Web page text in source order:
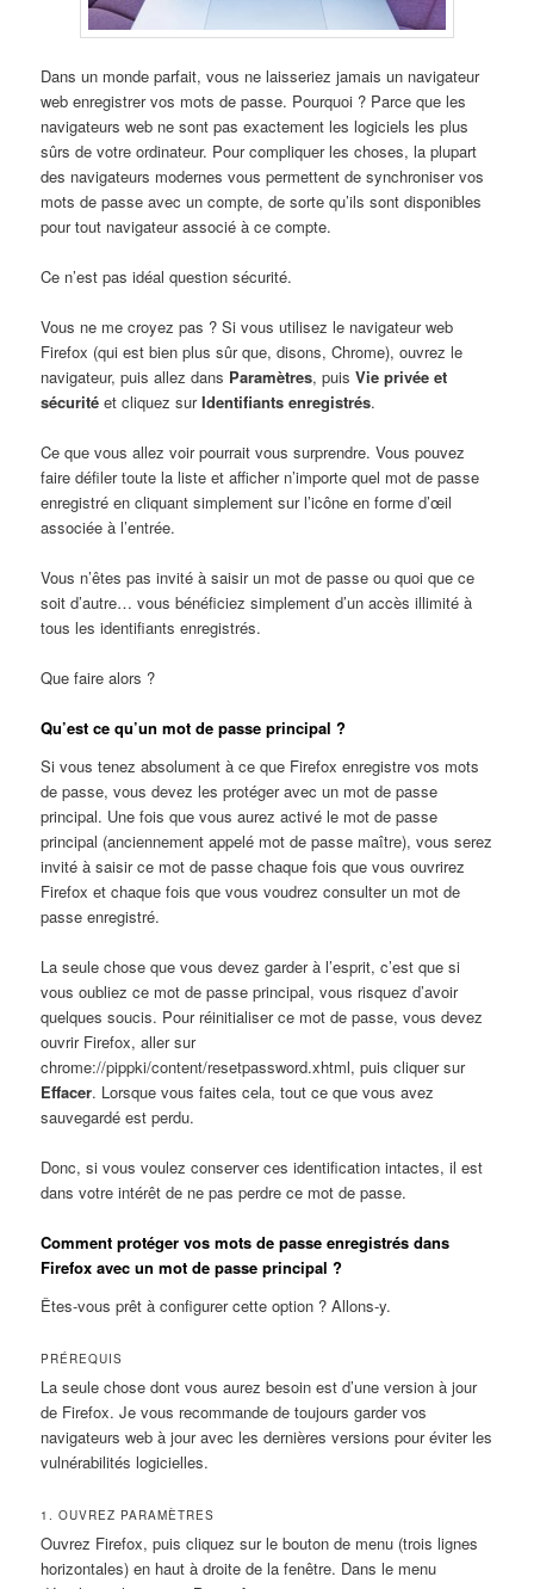
Dans un monde parfait, vous ne laisseriez jamais un navigateur
web enregistrer vos mots de passe. Pourquoi ? Parce que les
navigateurs web ne sont pas exactement les logiciels les plus
sûrs de votre ordinateur. Pour compliquer les choses, la plupart
des navigateurs modernes vous permettent de synchroniser vos
mots de passe avec un compte, de sorte qu’ils sont disponibles
pour tout navigateur associé à ce compte.
Ce n’est pas idéal question sécurité.
Vous ne me croyez pas ? Si vous utilisez le navigateur web
Firefox (qui est bien plus sûr que, disons, Chrome), ouvrez le
navigateur, puis allez dans Paramètres, puisVie privée et
sécurité et cliquez surIdentifiants enregistrés.
Ce que vous allez voir pourrait vous surprendre. Vous pouvez
faire défiler toute la liste et afficher n’importe quel mot de passe
enregistré en cliquant simplement sur l’icône en forme d’œil
associée à l’entrée.
Vous n’êtes pas invité à saisir un mot de passe ou quoi que ce
soit d’autre… vous bénéficiez simplement d’un accès illimité à
tous les identifiants enregistrés.
Que faire alors ?
Qu’est ce qu’un mot de passe principal ?
Si vous tenez absolument à ce que Firefox enregistre vos mots
de passe, vous devez les protéger avec un mot de passe
principal. Une fois que vous aurez activé le mot de passe
principal (anciennement appelé mot de passe maître), vous serez
invité à saisir ce mot de passe chaque fois que vous ouvrirez
Firefox et chaque fois que vous voudrez consulter un mot de
passe enregistré.
La seule chose que vous devez garder à l’esprit, c’est que si
vous oubliez ce mot de passe principal, vous risquez d’avoir
quelques soucis. Pour réinitialiser ce mot de passe, vous devez
ouvrir Firefox, aller sur
chrome://pippki/content/resetpassword.xhtml, puis cliquer sur
Effacer. Lorsque vous faites cela, tout ce que vous avez
sauvegardé est perdu.
Donc, si vous voulez conserver ces identification intactes, il est
dans votre intérêt de ne pas perdre ce mot de passe.
Comment protéger vos mots de passe enregistrés dans
Firefox avec un mot de passe principal ?
Êtes-vous prêt à configurer cette option ? Allons-y.
PRÉREQUIS
La seule chose dont vous aurez besoin est d’une version à jour
de Firefox. Je vous recommande de toujours garder vos
navigateurs web à jour avec les dernières versions pour éviter les
vulnérabilités logicielles.
1. OUVREZ PARAMÈTRES
Ouvrez Firefox, puis cliquez sur le bouton de menu (trois lignes
horizontales) en haut à droite de la fenêtre. Dans le menu